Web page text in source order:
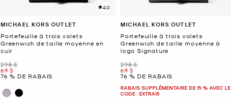
4.0
MICHAEL KORS OUTLET
Portefeuille à trois volets
Greenwich de taille moyenne en
cuir
était
298 $
maintenant
69 $
76 % DE RABAIS
MICHAEL KORS OUTLET
Portefeuille à trois volets
Greenwich de taille moyenne à
logo Signature
était
298 $
maintenant
69 $
76 % DE RABAIS
RABAIS SUPPLÉMENTAIRE DE 15 % AVEC LE
CODE : EXTRA15